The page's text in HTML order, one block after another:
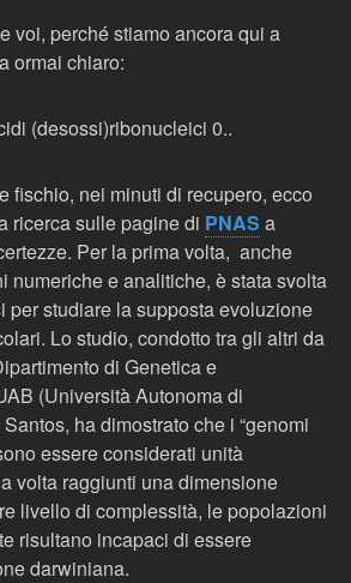
voi, perché stiamo ancora qui a
ormai chiaro:
(desossi)ribonucleici 0..
fischio, nei minuti di recupero, ecco
ricerca sulle pagine di PNAS a
Per la prima volta, anche
numeriche e analitiche, è stata svolta
per studiare la supposta evoluzione
Lo studio, condotto tra gli altri da
di Genetica e
(Università Autonoma di
ha dimostrato che i “genomi
essere considerati unità
volta raggiunti una dimensione
livello di complessità, le popolazioni
risultano incapaci di essere
darwiniana.